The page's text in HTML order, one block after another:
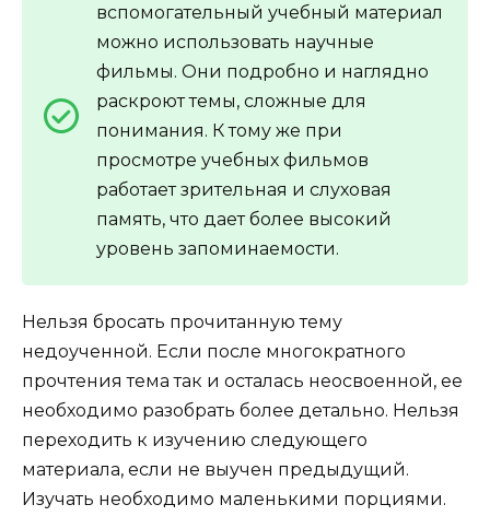
вспомогательный учебный материал
можно использовать научные
фильмы. Они подробно и наглядно
раскроют темы, сложные для
понимания. К тому же при
просмотре учебных фильмов
работает зрительная и слуховая
память, что дает более высокий
уровень запоминаемости.
Нельзя бросать прочитанную тему
недоученной. Если после многократного
прочтения тема так и осталась неосвоенной, ее
необходимо разобрать более детально. Нельзя
переходить к изучению следующего
материала, если не выучен предыдущий.
Изучать необходимо маленькими порциями.